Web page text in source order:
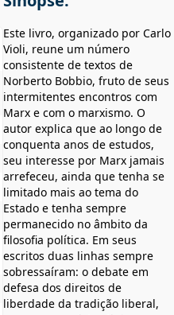
Este livro, organizado por Carlo
Violi, reune um número
consistente de textos de
Norberto Bobbio, fruto de seus
intermitentes encontros com
Marx e com o marxismo. O
autor explica que ao longo de
conquenta anos de estudos,
seu interesse por Marx jamais
arrefeceu, ainda que tenha se
limitado mais ao tema do
Estado e tenha sempre
permanecido no âmbito da
filosofia política. Em seus
escritos duas linhas sempre
sobressaíram: o debate em
defesa dos direitos de
liberdade da tradição liberal,